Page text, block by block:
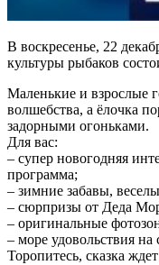
В воскресенье, 22
культуры рыбаков
Маленькие и взрослые
волшебства, а ёлочка
задорными огоньками.
Для вас:
– супер новогодняя
программа;
– зимние забавы,
– сюрпризы от Деда
– оригинальные
– море удовольствия на
Торопитесь, сказка